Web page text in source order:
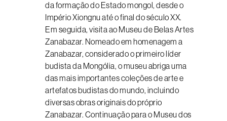
da formação do Estado mongol, desde o
Império Xiongnu até o final do século XX.
Em seguida, visita ao Museu de Belas Artes
Zanabazar. Nomeado em homenagem a
Zanabazar, considerado o primeiro líder
budista da Mongólia, o museu abriga uma
das mais importantes coleções de arte e
artefatos budistas do mundo, incluindo
diversas obras originais do próprio
Zanabazar. Continuação para o Museu dos